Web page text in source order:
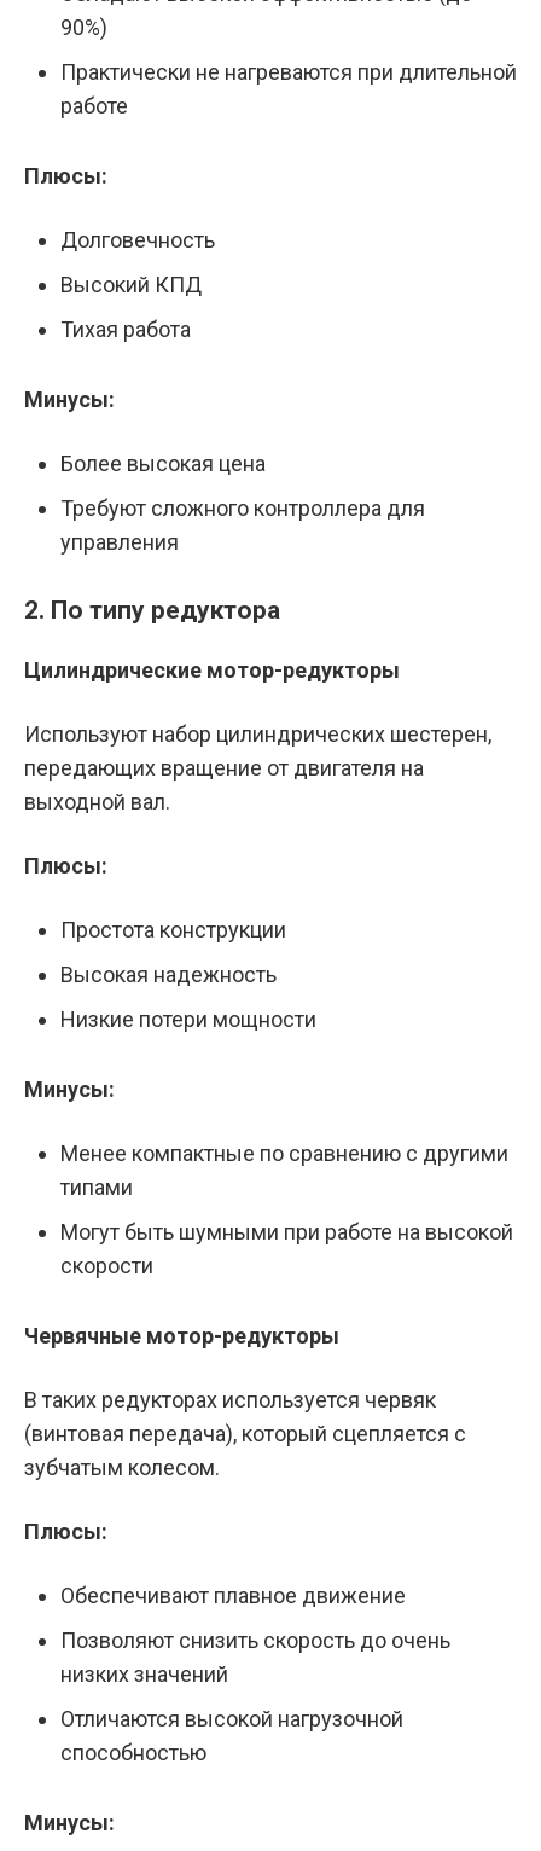
90%)
Практически не нагреваются при длительной
работе
Плюсы:
Долговечность
Высокий КПД
Тихая работа
Минусы:
Более высокая цена
Требуют сложного контроллера для
управления
2. По типу редуктора
Цилиндрические мотор-редукторы
Используют набор цилиндрических шестерен,
передающих вращение от двигателя на
выходной вал.
Плюсы:
Простота конструкции
Высокая надежность
Низкие потери мощности
Минусы:
Менее компактные по сравнению с другими
типами
Могут быть шумными при работе на высокой
скорости
Червячные мотор-редукторы
В таких редукторах используется червяк
(винтовая передача), который сцепляется с
зубчатым колесом.
Плюсы:
Обеспечивают плавное движение
Позволяют снизить скорость до очень
низких значений
Отличаются высокой нагрузочной
способностью
Минусы: